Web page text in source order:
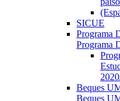
SICUE
Programa
Programa
Beques
Beques